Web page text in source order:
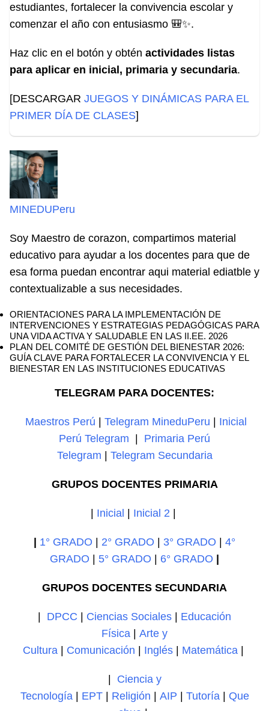
estudiantes, fortalecer la convivencia escolar y
comenzar el año con entusiasmo 🎒✨.
Haz clic en el botón y obtén actividades listas
para aplicar en inicial, primaria y secundaria.
[DESCARGAR JUEGOS Y DINÁMICAS PARA EL
PRIMER DÍA DE CLASES]
MINEDUPeru
Soy Maestro de corazon, compartimos material
educativo para ayudar a los docentes para que de
esa forma puedan encontrar aqui material ediatble y
contextualizable a sus necesidades.
ORIENTACIONES PARA LA IMPLEMENTACIÓN DE
INTERVENCIONES Y ESTRATEGIAS PEDAGÓGICAS PARA
UNA VIDA ACTIVA Y SALUDABLE EN LAS II.EE. 2026
PLAN DEL COMITÉ DE GESTIÓN DEL BIENESTAR 2026:
GUÍA CLAVE PARA FORTALECER LA CONVIVENCIA Y EL
BIENESTAR EN LAS INSTITUCIONES EDUCATIVAS
TELEGRAM PARA DOCENTES:
Maestros Perú Telegram MineduPeru
Inicial
Perú Telegram
Primaria Perú
Telegram
Telegram Secundaria
GRUPOS DOCENTES PRIMARIA
Inicial Inicial 2
1° GRADO 2° GRADO 3° GRADO
4°
GRADO
5° GRADO 6° GRADO
GRUPOS DOCENTES SECUNDARIA
DPCC Ciencias Sociales
Educación
Física
Arte y
Cultura| Comunicación Inglés| Matemática|
Ciencia y
Tecnología| EPT| Religión AIP Tutoría| Que